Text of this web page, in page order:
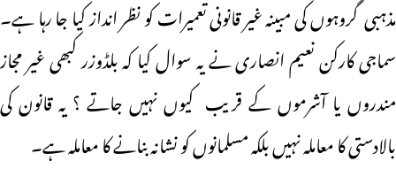
مذہبی گروہوں کی مبینہ غیر قانونی تعمیرات کو نظر انداز کیا جا رہا ہے۔
سماجی کارکن نعیم انصاری نے یہ سوال کیا کہ بلڈوزر کبھی غیر مجاز
مندروں یا آشرموں کے قریب کیوں نہیں جاتے ؟ یہ قانون کی
بالادستی کا معاملہ نہیں بلکہ مسلمانوں کو نشانہ بنانے کا معاملہ ہے۔